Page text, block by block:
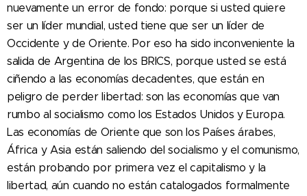
nuevamente un error de fondo: porque si usted quiere
ser un líder mundial, usted tiene que ser un líder de
Occidente y de Oriente. Por eso ha sido inconveniente la
salida de Argentina de los BRICS, porque usted se está
ciñendo a las economías decadentes, que están en
peligro de perder libertad: son las economías que van
rumbo al socialismo como los Estados Unidos y Europa.
Las economías de Oriente que son los Países árabes,
África y Asia están saliendo del socialismo y el comunismo,
están probando por primera vez el capitalismo y la
libertad, aún cuando no están catalogados formalmente